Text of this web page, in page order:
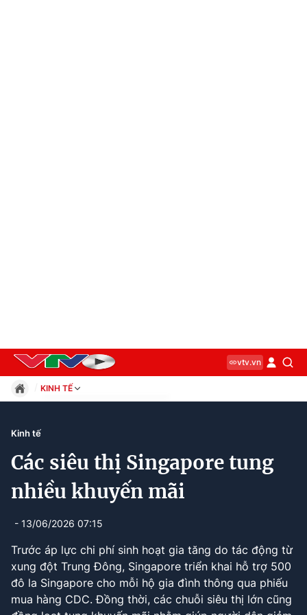
vtv.vn
KINH TẾ
Xã hội
Kinh tế
Thế giới
Công nghệ
Current
0:12 / Duration
2:06
Kinh tế
Các siêu thị Singapore tung
nhiều khuyến mãi
- 13/06/2026 07:15
Trước áp lực chi phí sinh hoạt gia tăng do tác động từ
xung đột Trung Đông, Singapore triển khai hỗ trợ 500
đô la Singapore cho mỗi hộ gia đình thông qua phiếu
mua hàng CDC. Đồng thời, các chuỗi siêu thị lớn cũng